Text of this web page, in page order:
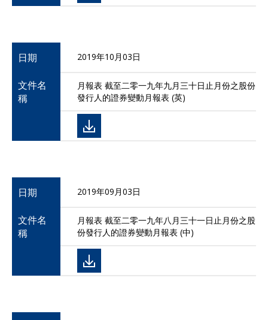
日期 2019年10月03日
文件名
稱
月報表 截至二零一九年九月三十日止月份之股份
發行人的證券變動月報表 (英)
日期 2019年09月03日
文件名
稱
月報表 截至二零一九年八月三十一日止月份之股
份發行人的證券變動月報表 (中)